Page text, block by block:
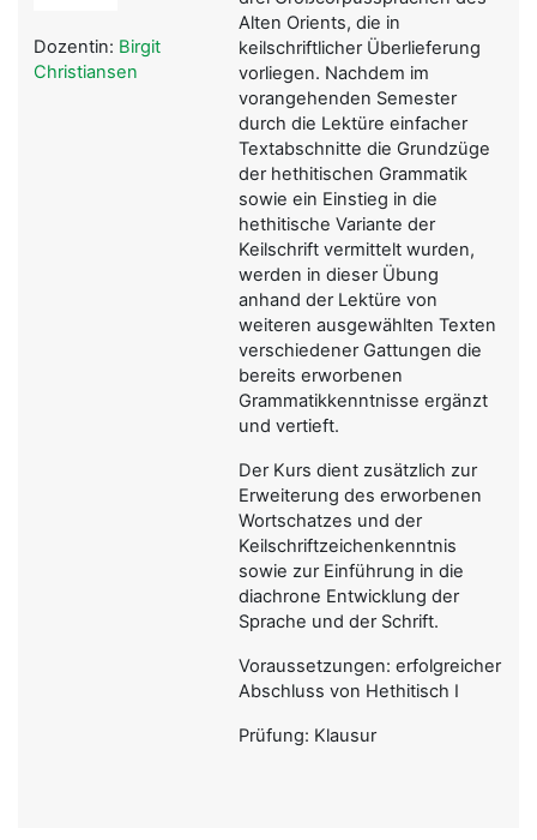
Alten Orients, die in
keilschriftlicher Überlieferung
vorliegen. Nachdem im
vorangehenden Semester
durch die Lektüre einfacher
Textabschnitte die Grundzüge
der hethitischen Grammatik
sowie ein Einstieg in die
hethitische Variante der
Keilschrift vermittelt wurden,
werden in dieser Übung
anhand der Lektüre von
weiteren ausgewählten Texten
verschiedener Gattungen die
bereits erworbenen
Grammatikkenntnisse ergänzt
und vertieft.
Der Kurs dient zusätzlich zur
Erweiterung des erworbenen
Wortschatzes und der
Keilschriftzeichenkenntnis
sowie zur Einführung in die
diachrone Entwicklung der
Sprache und der Schrift.
Voraussetzungen: erfolgreicher
Abschluss von Hethitisch I
Prüfung: Klausur
Dozentin: Birgit
Christiansen